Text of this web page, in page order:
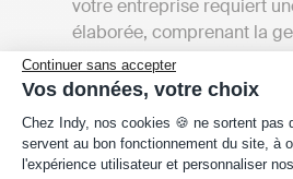
Continuer sans accepter
Vos données, votre choix
Plateforme de Gestion du
Chez Indy, nos cookies 🍪 ne sortent pas
servent au bon fonctionnement du site, à
l'expérience utilisateur et personnaliser
votre entreprise requiert
élaborée, comprenant la
l'établissement d’un
Indy, vous pouvez tenir
transmettre vos
dès 20 € HT par mois.
La localisation du cabinet: